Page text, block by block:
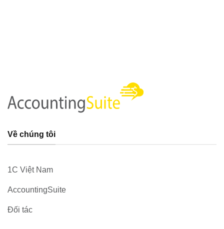
Về chúng tôi
1C Việt Nam
AccountingSuite
Đối tác